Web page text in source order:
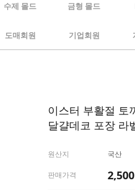
수제 몰드 금형 몰드
도매회원 기업회원
이스터 부활절 토
달걀데코 포장 라
원산지 국산
판매가격 2,500